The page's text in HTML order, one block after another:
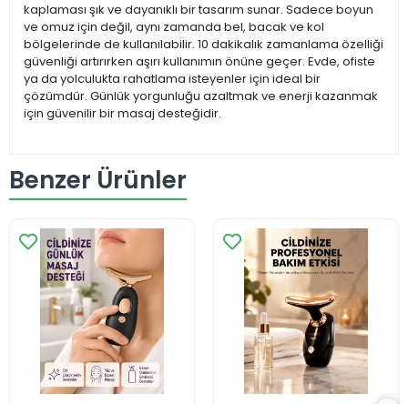
kaplaması şık ve dayanıklı bir tasarım sunar. Sadece boyun
ve omuz için değil, aynı zamanda bel, bacak ve kol
bölgelerinde de kullanılabilir. 10 dakikalık zamanlama özelliği
güvenliği artırırken aşırı kullanımın önüne geçer. Evde, ofiste
ya da yolculukta rahatlama isteyenler için ideal bir
çözümdür. Günlük yorgunluğu azaltmak ve enerji kazanmak
için güvenilir bir masaj desteğidir.
Benzer Ürünler